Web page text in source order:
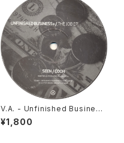
V.A. - Unfinished Business
- The Job EP [Trouble On
Vinyl / 2006]
¥1,800